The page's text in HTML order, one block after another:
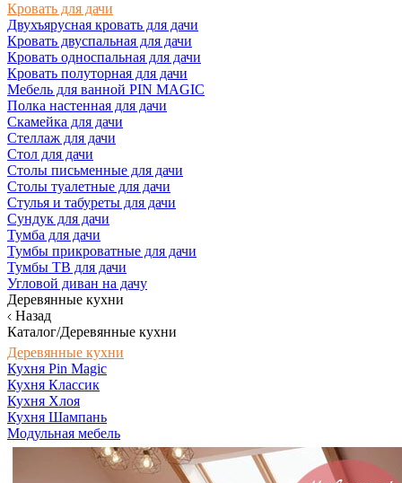
Кровать для дачи
Двухъярусная кровать для дачи
Кровать двуспальная для дачи
Кровать односпальная для дачи
Кровать полуторная для дачи
Мебель для ванной PIN MAGIC
Полка настенная для дачи
Скамейка для дачи
Стеллаж для дачи
Стол для дачи
Столы письменные для дачи
Столы туалетные для дачи
Стулья и табуреты для дачи
Сундук для дачи
Тумба для дачи
Тумбы прикроватные для дачи
Тумбы ТВ для дачи
Угловой диван на дачу
Деревянные кухни
Назад
Каталог/Деревянные кухни
Деревянные кухни
Кухня Pin Magic
Кухня Классик
Кухня Хлоя
Кухня Шампань
Модульная мебель